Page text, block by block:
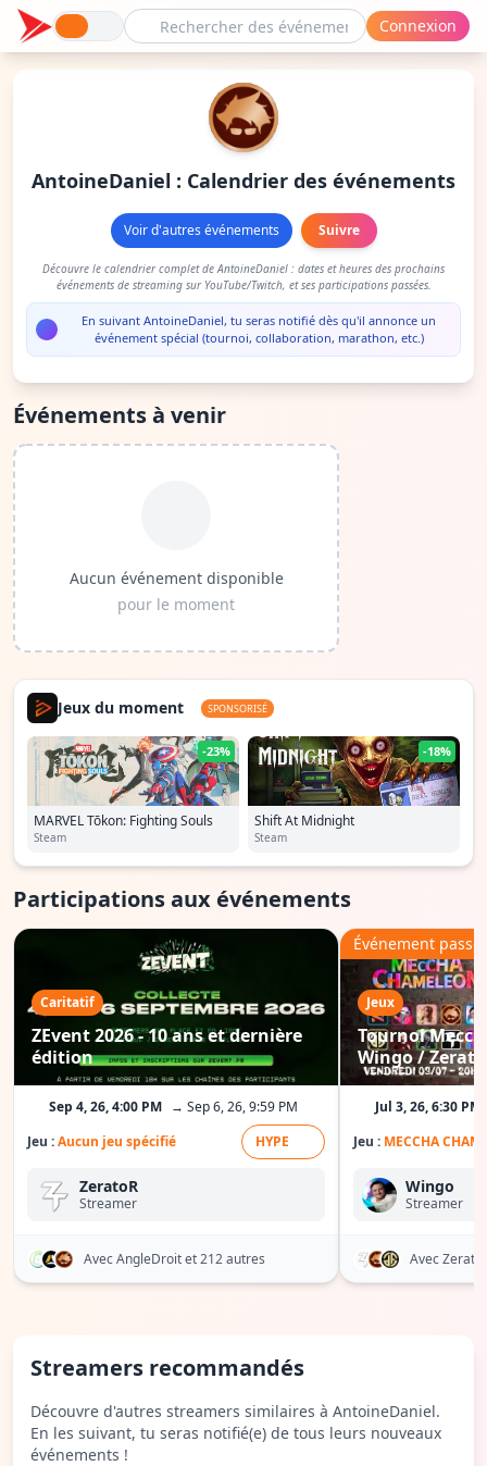
Connexion
AntoineDaniel : Calendrier des événements
Voir d'autres événements Suivre
Découvre le calendrier complet de AntoineDaniel : dates et heures des prochains
événements de streaming sur YouTube/Twitch, et ses participations passées.
En suivant AntoineDaniel, tu seras notifié dès qu'il annonce un
événement spécial (tournoi, collaboration, marathon, etc.)
Événements à venir
Aucun événement disponible
pour le moment
Jeux du moment SPONSORISÉ
-23%
MARVEL Tōkon: Fighting Souls
Steam
-18%
Shift At Midnight
Steam
Participations aux événements
Caritatif
ZEvent 2026 - 10 ans et dernière
édition
Sep 4, 26, 4:00 PM → Sep 6, 26, 9:59 PM
Jeu :Aucun jeu spécifié HYPE
ZeratoR
Streamer
Avec AngleDroitet 212 autres
Jeux
Tournoi
Wingo /
Sundae...
Événement passé
Jul 3, 26, 6:30 PM
Jeu : MECCHA
Wingo
Streamer
Avec
Streamers recommandés
Découvre d'autres streamers similaires à AntoineDaniel.
En les suivant, tu seras notifié(e) de tous leurs nouveaux
événements !